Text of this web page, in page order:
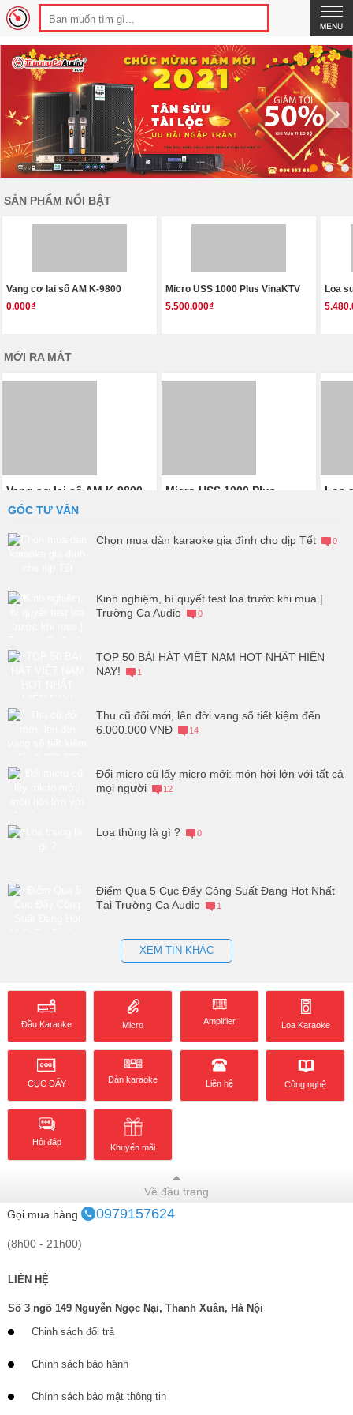
›
SẢN PHẨM NỔI BẬT
Vang cơ lai số AM K-9800
0.000₫
Micro USS 1000 Plus VinaKTV
5.500.000₫
Loa
MỚI RA MẮT
Vang cơ lai số AM K-9800
0.000₫
Micro USS 1000 Plus
Loa
GÓC TƯ VẤN
Chọn mua dàn karaoke gia đình cho dịp Tết 0
Kinh nghiệm, bí quyết test loa trước khi mua |
Trường Ca Audio
0
TOP 50 BÀI HÁT VIỆT NAM HOT NHẤT HIỆN
NAY!
1
Thu cũ đổi mới, lên đời vang số tiết kiệm đến
6.000.000 VNĐ
14
Đổi micro cũ lấy micro mới: món hời lớn với tất cả
mọi người
12
Loa thùng là gì ? 0
Điểm Qua 5 Cục Đẩy Công Suất Đang Hot Nhất
Tại Trường Ca Audio
1
XEM TIN KHÁC
Đầu Karaoke Micro Amplifier Loa Karaoke
CỤC ĐẨY Dàn karaoke Liên hệ Công nghệ
Hỏi đáp
Khuyến mãi
Về đầu trang
Gọi mua hàng
0979157624
(8h00 - 21h00)
LIÊN HỆ
Số 3 ngõ 149 Nguyễn Ngọc Nại, Thanh Xuân, Hà Nội
Chinh sách đổi trả
Chính sách bảo hành
Chính sách bảo mật thông tin